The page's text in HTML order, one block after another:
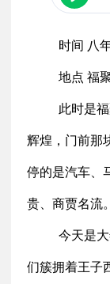
时间 八
地点 福
此时是
辉煌，门前那
停的是汽车、
贵、商贾名流
今天是
们簇拥着王子